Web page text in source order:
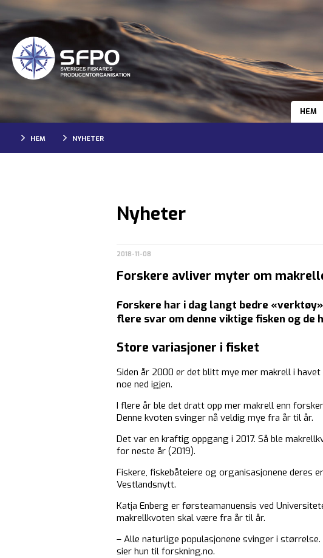
HEM
HEM NYHETER
Nyheter
2018-11-08
Forskere avliver myter om
Forskere har i dag langt bedre
flere svar om denne viktige fisken og
Store variasjoner i fisket
Siden år 2000 er det blitt mye mer makrell i
noe ned igjen.
I flere år ble det dratt opp mer makrell enn
Denne kvoten svinger nå veldig mye fra år til år.
Det var en kraftig oppgang i 2017. Så ble
for neste år (2019).
Fiskere, fiskebåteiere og organisasjonene deres
Vestlandsnytt.
Katja Enberg er førsteamanuensis ved
makrellkvoten skal være fra år til år.
– Alle naturlige populasjonene svinger i
sier hun til forskning.no.